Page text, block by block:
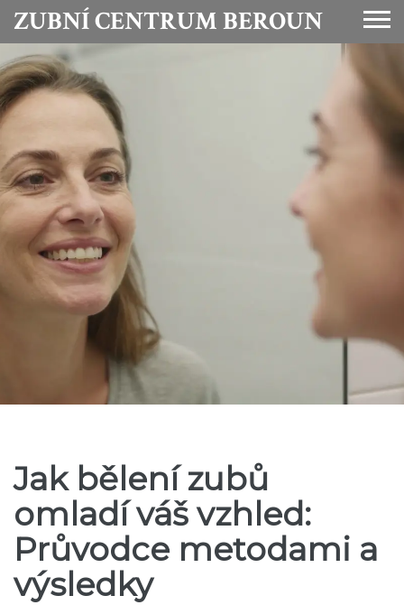
ZUBNÍ CENTRUM BEROUN
Jak bělení zubů
omladí váš vzhled:
Průvodce metodami a
výsledky